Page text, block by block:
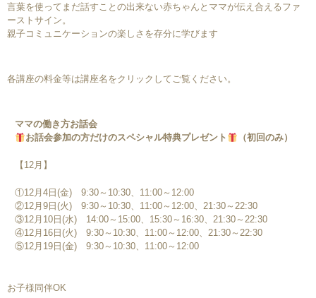
言葉を使ってまだ話すことの出来ない赤ちゃんとママが伝え合えるファ
ーストサイン。
親子コミュニケーションの楽しさを存分に学びます
各講座の料金等は講座名をクリックしてご覧ください。
ママの働き方お話会
お話会参加の方だけのスペシャル特典プレゼント
（初回のみ）
【12月】
①12月4日(金) 9:30～10:30、11:00～12:00
②12月9日(火) 9:30～10:30、11:00～12:00、21:30～22:30
③12月10日(水) 14:00～15:00、15:30～16:30、21:30～22:30
④12月16日(火) 9:30～10:30、11:00～12:00、21:30～22:30
⑤12月19日(金) 9:30～10:30、11:00～12:00
お子様同伴OK